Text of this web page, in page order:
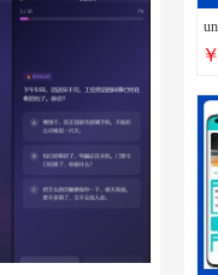
发布分享系统源码/
持点赞/收藏/评论开
￥